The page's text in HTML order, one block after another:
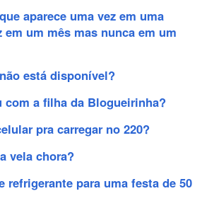
aparece uma vez em uma
em um mês mas nunca em um
está disponível?
com a filha da Blogueirinha?
pra carregar no 220?
vela chora?
refrigerante para uma festa de 50